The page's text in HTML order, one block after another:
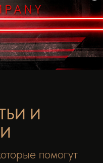
И
помогут